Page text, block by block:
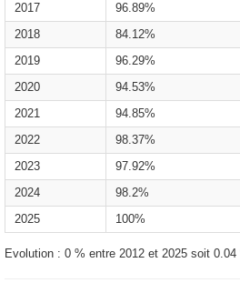
2017
96.89%
2018
84.12%
2019
96.29%
2020
94.53%
2021
94.85%
2022
98.37%
2023
97.92%
2024
98.2%
2025
100%
Evolution : 0 % entre 2012 et 2025 soit 0.04